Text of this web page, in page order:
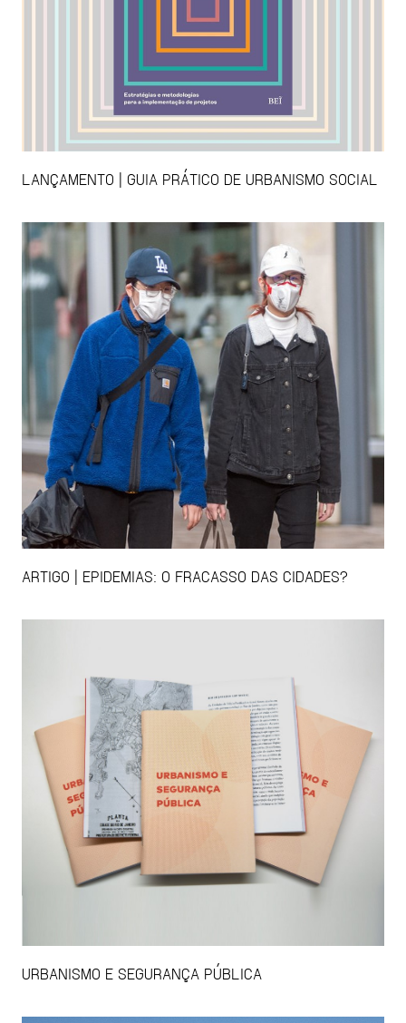
LANÇAMENTO | GUIA PRÁTICO DE URBANISMO SOCIAL
ARTIGO | EPIDEMIAS: O FRACASSO DAS CIDADES?
URBANISMO E SEGURANÇA PÚBLICA